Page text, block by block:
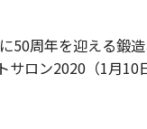
50周年を迎える鍛
サロン2020（1月